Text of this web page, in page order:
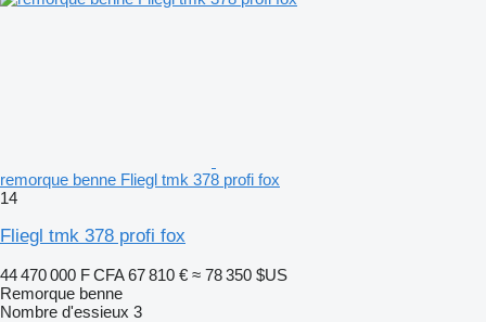
remorque benne Fliegl tmk 378 profi fox
14
Fliegl tmk 378 profi fox
44 470 000 F CFA 67 810 € ≈ 78 350 $US
Remorque benne
Nombre d'essieux 3